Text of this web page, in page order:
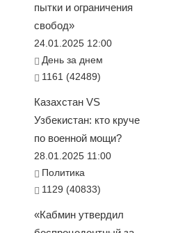
пытки и ограничения
свобод»
24.01.2025 12:00
День за днем
1161 (42489)
Казахстан VS
Узбекистан: кто круче
по военной мощи?
28.01.2025 11:00
Политика
1129 (40833)
«Кабмин утвердил